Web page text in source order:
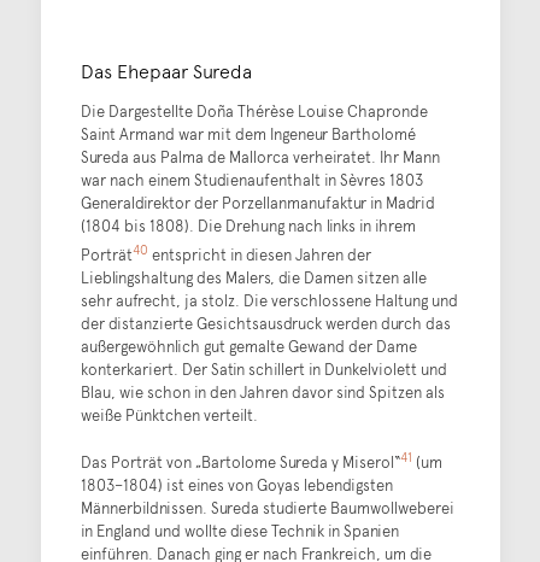
Das Ehepaar Sureda
Die Dargestellte Doña Thérèse Louise Chapronde
Saint Armand war mit dem Ingeneur Bartholomé
Sureda aus Palma de Mallorca verheiratet. Ihr Mann
war nach einem Studienaufenthalt in Sèvres 1803
Generaldirektor der Porzellanmanufaktur in Madrid
(1804 bis 1808). Die Drehung nach links in ihrem
Porträt40 entspricht in diesen Jahren der
Lieblingshaltung des Malers, die Damen sitzen alle
sehr aufrecht, ja stolz. Die verschlossene Haltung und
der distanzierte Gesichtsausdruck werden durch das
außergewöhnlich gut gemalte Gewand der Dame
konterkariert. Der Satin schillert in Dunkelviolett und
Blau, wie schon in den Jahren davor sind Spitzen als
weiße Pünktchen verteilt.
Das Porträt von „Bartolome Sureda y Miserol“41 (um
1803–1804) ist eines von Goyas lebendigsten
Männerbildnissen. Sureda studierte Baumwollweberei
in England und wollte diese Technik in Spanien
einführen. Danach ging er nach Frankreich, um die